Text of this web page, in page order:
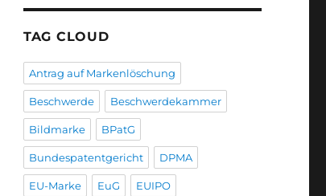
TAG CLOUD
Antrag auf Markenlöschung
Beschwerde Beschwerdekammer
Bildmarke BPatG
Bundespatentgericht DPMA
EU-Marke EuG EUIPO